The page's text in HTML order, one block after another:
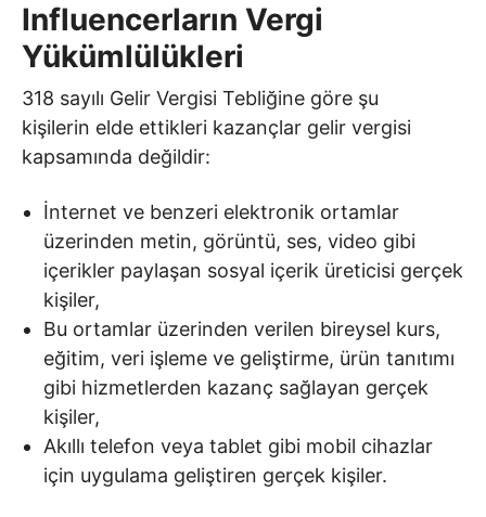
Influencerların Vergi
Yükümlülükleri
318 sayılı Gelir Vergisi Tebliğine göre şu
kişilerin elde ettikleri kazançlar gelir vergisi
kapsamında değildir:
İnternet ve benzeri elektronik ortamlar
üzerinden metin, görüntü, ses, video gibi
içerikler paylaşan sosyal içerik üreticisi gerçek
kişiler,
Bu ortamlar üzerinden verilen bireysel kurs,
eğitim, veri işleme ve geliştirme, ürün tanıtımı
gibi hizmetlerden kazanç sağlayan gerçek
kişiler,
Akıllı telefon veya tablet gibi mobil cihazlar
için uygulama geliştiren gerçek kişiler.